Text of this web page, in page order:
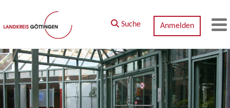
Zum Hauptinhalt springen
Suche Anmelden